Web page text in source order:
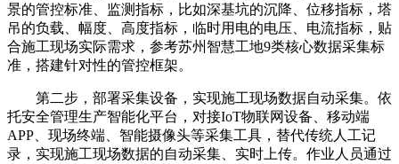
景的管控标准、监测指标，比如深基坑的沉降、位移指标，塔
吊的负载、幅度、高度指标，临时用电的电压、电流指标，贴
合施工现场实际需求，参考苏州智慧工地9类核心数据采集标
准，搭建针对性的管控框架。
第二步，部署采集设备，实现施工现场数据自动采集。依
托安全管理生产智能化平台，对接IoT物联网设备、移动端
APP、现场终端、智能摄像头等采集工具，替代传统人工记
录，实现施工现场数据的自动采集、实时上传。作业人员通过